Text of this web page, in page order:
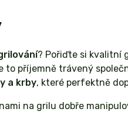
? Pořiďte si kvalitní
to příjemně trávený
a krby, které perfektně
na grilu dobře